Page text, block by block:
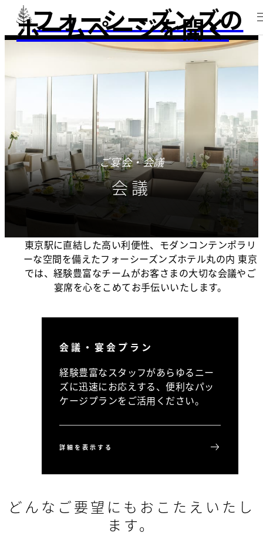
フォーシーズンズの
ホームページを開く
ご宴会・会議
会議
東京駅に直結した高い利便性、モダンコンテンポラリ
ーな空間を備えたフォーシーズンズホテル丸の内 東京
では、経験豊富なチームがお客さまの大切な会議やご
宴席を心をこめてお手伝いいたします。
会議・宴会プラン
経験豊富なスタッフがあらゆるニー
ズに迅速にお応えする、便利なパッ
ケージプランをご活用ください。
詳細を表示する
どんなご要望にもおこたえいたし
ます。